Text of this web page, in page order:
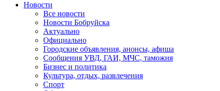
Новости
Все новости
Новости Бобруйска
Актуально
Официально
Городские объявления, анонсы, афиша
Сообщения УВД, ГАИ, МЧС, таможня
Бизнес и политика
Культура, отдых, развлечения
Спорт